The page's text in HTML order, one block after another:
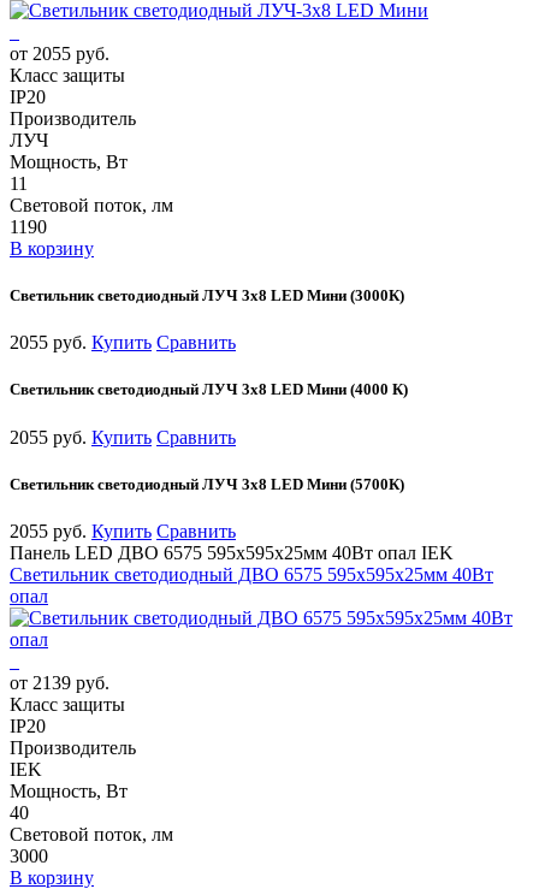
от 2055 руб.
Класс защиты
IP20
Производитель
ЛУЧ
Мощность, Вт
11
Световой поток, лм
1190
В корзину
Светильник светодиодный ЛУЧ 3х8 LED Мини (3000К)
2055 руб. Купить Сравнить
Светильник светодиодный ЛУЧ 3х8 LED Мини (4000 К)
2055 руб. Купить Сравнить
Светильник светодиодный ЛУЧ 3х8 LED Мини (5700К)
2055 руб. Купить Сравнить
Панель LED ДВО 6575 595х595х25мм 40Вт опал IEK
Светильник светодиодный ДВО 6575 595х595х25мм 40Вт
опал
от 2139 руб.
Класс защиты
IP20
Производитель
IEK
Мощность, Вт
40
Световой поток, лм
3000
В корзину